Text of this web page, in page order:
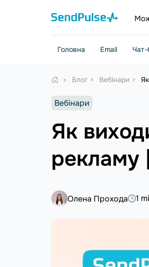
Головна Email Чат-
Блог Вебінари
Вебінари
Як
рекламу
Олена Прохода 1